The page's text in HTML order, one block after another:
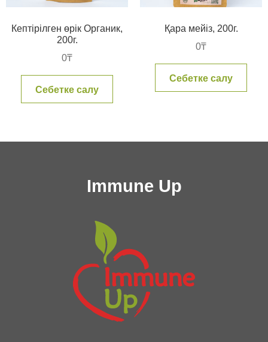
Кептірілген өрік Органик,
200г.
0₸
Себетке салу
Қара мейіз, 200г.
0₸
Себетке салу
Immune Up